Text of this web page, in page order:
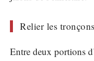
Relier les
Entre deux portions